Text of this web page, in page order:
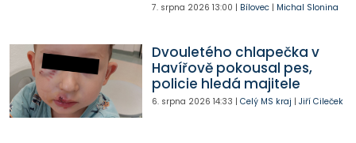
7. srpna 2026 13:00 | Bílovec| Michal Slonina
Dvouletého chlapečka v
Havířově pokousal pes,
policie hledá majitele
6. srpna 2026 14:33 | Celý MS kraj | Jiří Cileček